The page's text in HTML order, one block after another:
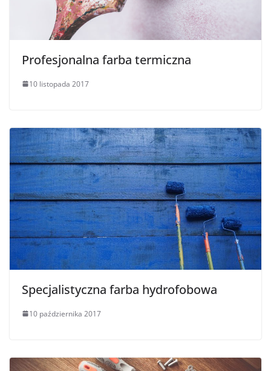
Profesjonalna farba termiczna
10 listopada 2017
Specjalistyczna farba hydrofobowa
10 października 2017